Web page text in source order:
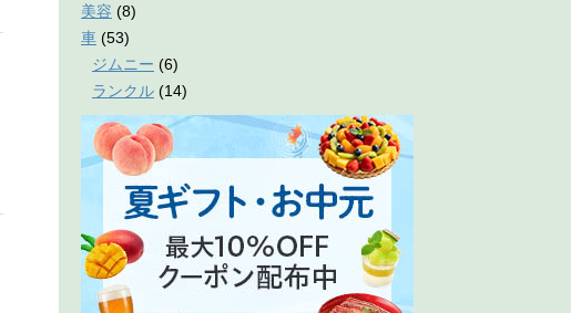
美容 (8)
車 (53)
ジムニー (6)
ランクル (14)